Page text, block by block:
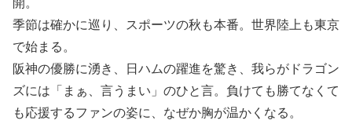
季節は確かに巡り、スポーツの秋も本番。世界陸上も東京
で始まる。
阪神の優勝に湧き、日ハムの躍進を驚き、我らがドラゴン
ズには「まぁ、言うまい」のひと言。負けても勝てなくて
も応援するファンの姿に、なぜか胸が温かくなる。